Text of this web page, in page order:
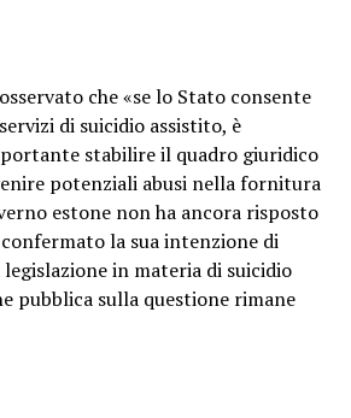
che «se lo Stato consente
di suicidio assistito, è
stabilire il quadro giuridico
potenziali abusi nella fornitura
estone non ha ancora risposto
la sua intenzione di
in materia di suicidio
pubblica sulla questione rimane